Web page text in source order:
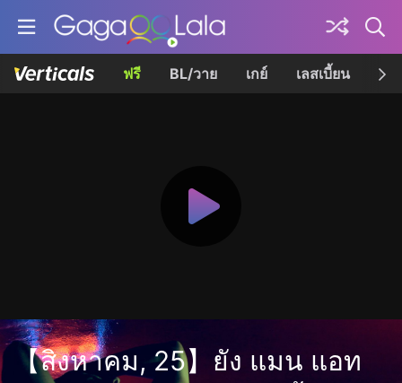
ฟรี BL/วาย เกย์ เลสเบี้ยน เค
【สิงหาคม, 25】ยัง แมน แอท